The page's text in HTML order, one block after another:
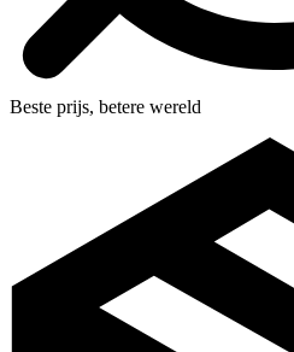
Beste prijs, betere wereld